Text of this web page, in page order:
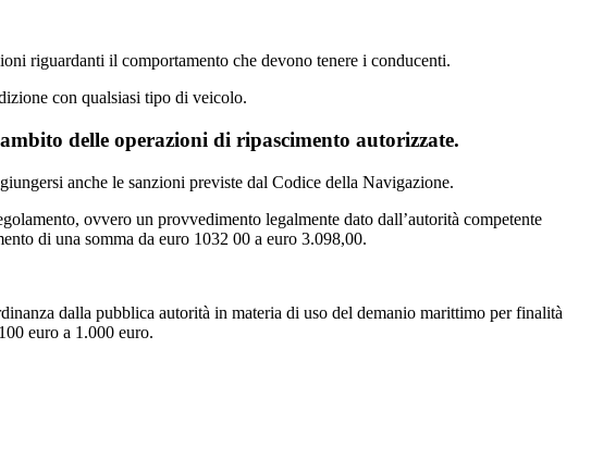
riguardanti il comportamento che devono tenere i conducenti.
con qualsiasi tipo di veicolo.
delle operazioni di ripascimento autorizzate.
anche le sanzioni previste dal Codice della Navigazione.
ovvero un provvedimento legalmente dato dall’autorità competente
di una somma da euro 1032 00 a euro 3.098,00.
dalla pubblica autorità in materia di uso del demanio marittimo per finalità
euro a 1.000 euro.